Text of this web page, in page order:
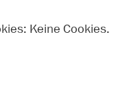
Keine Cookies.